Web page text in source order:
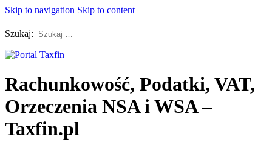
Skip to navigation Skip to content
Szukaj:
Rachunkowość, Podatki, VAT,
Orzeczenia NSA i WSA –
Taxfin.pl